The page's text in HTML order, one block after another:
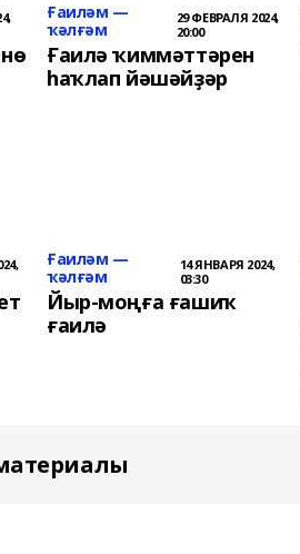
Ғаиләм —
ҡәлғәм
29 ФЕВРАЛЯ 2024,
20:00
Ғаилә ҡиммәттәрен
һаҡлап йәшәйҙәр
Ғаиләм —
ҡәлғәм
14 ЯНВАРЯ 2024,
03:30
Йыр-моңға ғашиҡ
ғаилә